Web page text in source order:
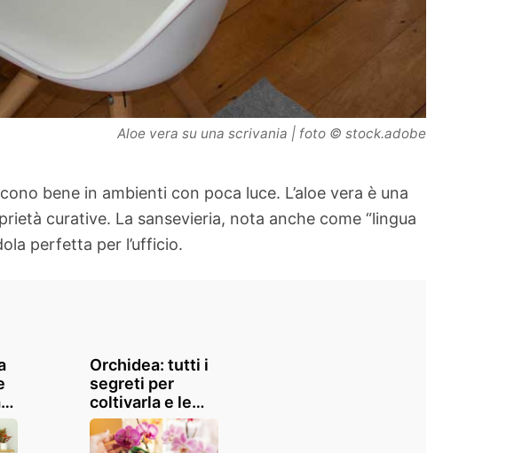
Aloe vera su una scrivania | foto © stock.adobe
bene in ambienti con poca luce. L’aloe vera è una
curative. La sansevieria, nota anche come “lingua
perfetta per l’ufficio.
Orchidea: tutti i
segreti per
coltivarla e le
specie più belle
al mondo